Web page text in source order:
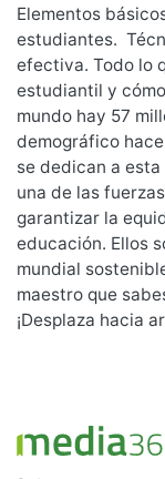
Elementos
estudiantes.
efectiva. Todo lo
estudiantil y
mundo hay 57
demográfico
se dedican a
una de las
garantizar la
educación. Ellos
mundial
maestro que
¡Desplaza hacia